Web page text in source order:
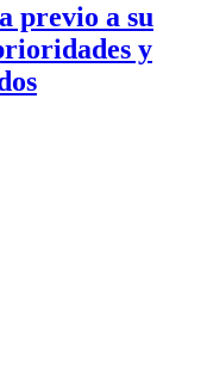
previo a su
y